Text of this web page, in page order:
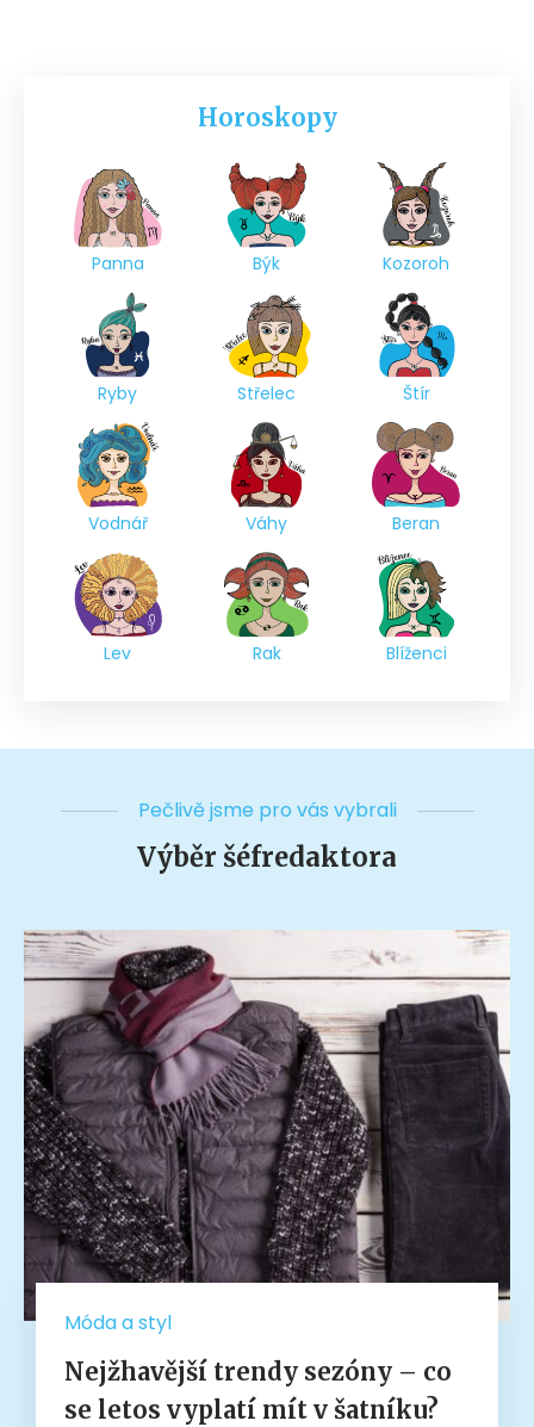
Horoskopy
Panna Býk Kozoroh
Ryby Střelec Štír
Vodnář Váhy Beran
Lev Rak Blíženci
Pečlivě jsme pro vás vybrali
Výběr šéfredaktora
Móda a styl
Nejžhavější trendy sezóny – co
se letos vyplatí mít v šatníku?